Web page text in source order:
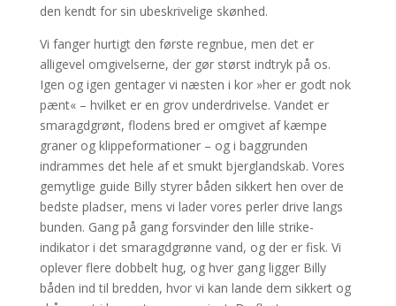
den kendt for sin ubeskrivelige skønhed.
Vi fanger hurtigt den første regnbue, men det er
alligevel omgivelserne, der gør størst indtryk på os.
Igen og igen gentager vi næsten i kor »her er godt nok
pænt« – hvilket er en grov underdrivelse. Vandet er
smaragdgrønt, flodens bred er omgivet af kæmpe
graner og klippeformationer – og i baggrunden
indrammes det hele af et smukt bjerglandskab. Vores
gemytlige guide Billy styrer båden sikkert hen over de
bedste pladser, mens vi lader vores perler drive langs
bunden. Gang på gang forsvinder den lille strike-
indikator i det smaragdgrønne vand, og der er fisk. Vi
oplever flere dobbelt hug, og hver gang ligger Billy
båden ind til bredden, hvor vi kan lande dem sikkert og